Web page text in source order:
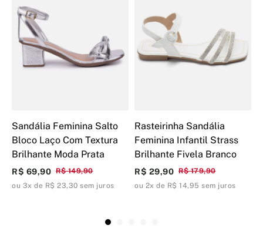
Sandália Feminina Salto
Bloco Laço Com Textura
Brilhante Moda Prata
R$ 149,90
R$ 69,90
ou 3x de R$ 23,30 sem juros
Rasteirinha Sandália
Feminina Infantil Strass
Brilhante Fivela Branco
R$ 179,90
R$ 29,90
ou 2x de R$ 14,95 sem juros